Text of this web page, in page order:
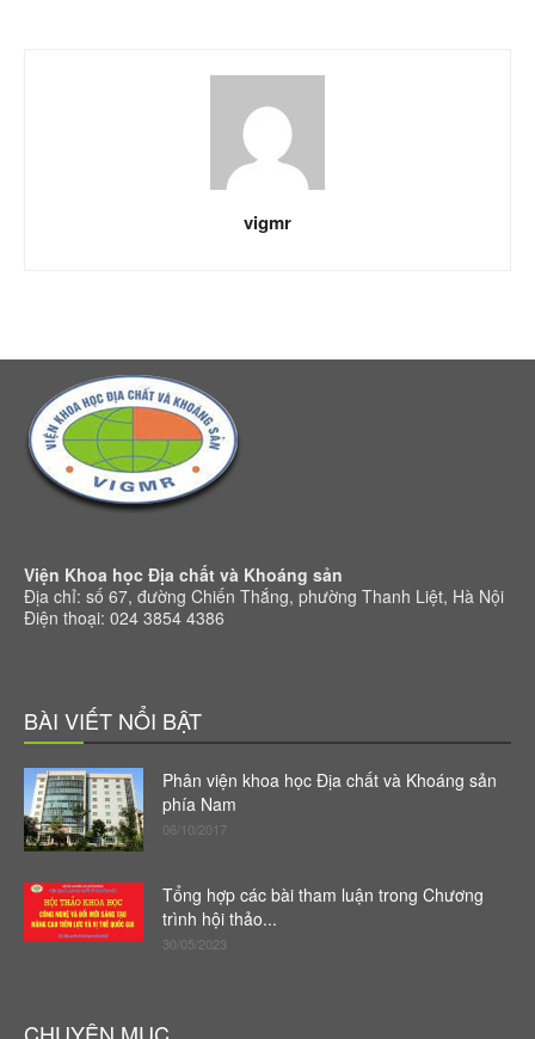
vigmr
Viện Khoa học Địa chất và Khoáng sản
Địa chỉ: số 67, đường Chiến Thắng, phường Thanh Liệt, Hà Nội
Điện thoại: 024 3854 4386
BÀI VIẾT NỔI BẬT
Phân viện khoa học Địa chất và Khoáng sản
phía Nam
06/10/2017
Tổng hợp các bài tham luận trong Chương
trình hội thảo...
30/05/2023